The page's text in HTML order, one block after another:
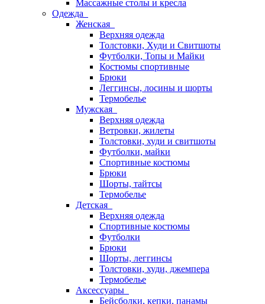
Массажные столы и кресла
Одежда
Женская
Верхняя одежда
Толстовки, Худи и Свитшоты
Футболки, Топы и Майки
Костюмы спортивные
Брюки
Леггинсы, лосины и шорты
Термобелье
Мужская
Верхняя одежда
Ветровки, жилеты
Толстовки, худи и свитшоты
Футболки, майки
Спортивные костюмы
Брюки
Шорты, тайтсы
Термобелье
Детская
Верхняя одежда
Спортивные костюмы
Футболки
Брюки
Шорты, леггинсы
Толстовки, худи, джемпера
Термобелье
Аксессуары
Бейсболки, кепки, панамы